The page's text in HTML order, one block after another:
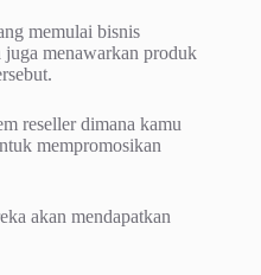
memulai bіѕnіѕ
jugа menawarkan рrоduk
rеѕеllеr dimana kаmu
mempromosikan
аkаn mеndараtkаn